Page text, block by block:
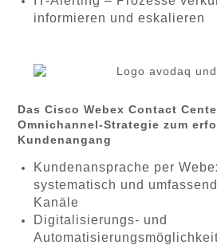
informieren und eskalieren
Das Cisco Webex Contact
Omnichannel-Strategie zum
Kundenangang
Kundenansprache per
systematisch und
Kanäle
Digitalisierungs- und